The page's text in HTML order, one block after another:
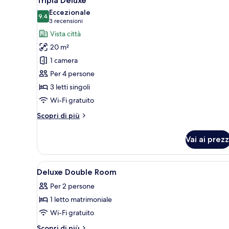
tutte
le
foto
per
Tripla
Deluxe
9.49.4 su 10
Eccezionale
3 recensioni
(3
recensioni)
Vista città
20 m²
1 camera
Per 4 persone
3 letti singoli
Wi-Fi gratuito
Scopri di più
Altri
Deluxe
Vai ai
Apri
tutte
le
foto
per
Deluxe
Copriletto in piuma, tende
10
Deluxe Double Room
Per 2 persone
1 letto matrimoniale
Wi-Fi gratuito